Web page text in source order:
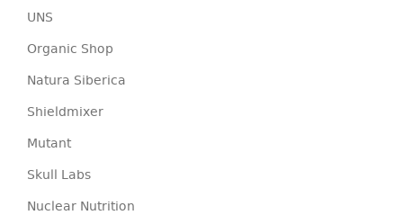
UNS
Organic Shop
Natura Siberica
Shieldmixer
Mutant
Skull Labs
Nuclear Nutrition